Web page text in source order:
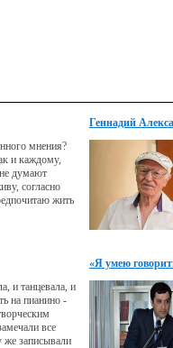
мнения?
и каждому,
думают
согласно
жить
Геннадий
и танцевала, и
на пианино -
все
же записывали
«Я умею